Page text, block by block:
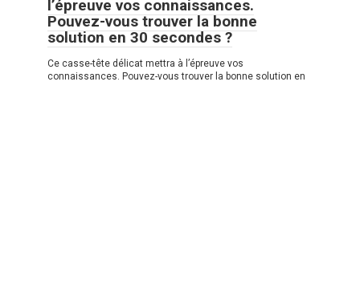
l’épreuve vos connaissances.
Pouvez-vous trouver la bonne
solution en 30 secondes ?
Ce casse-tête délicat mettra à l’épreuve vos
connaissances. Pouvez-vous trouver la bonne solution en